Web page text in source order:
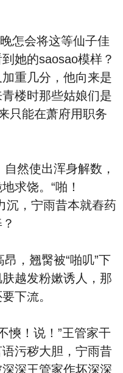
？
重几分，他向来‮是
然使出浑⾝解数，
求饶。“啪！
沉，宁雨昔本就舂药
，翘臋被“啪叽”下
下流。
慡！说！”王管家⼲